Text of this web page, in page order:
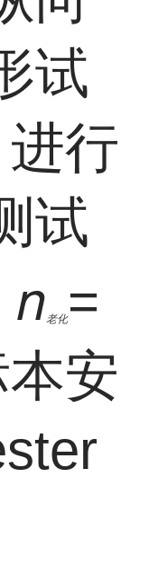
试
行
试
n老化=
安